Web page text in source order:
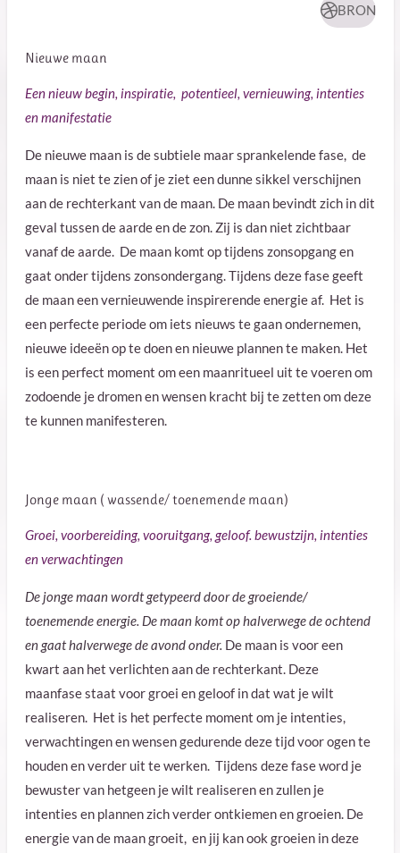
BRON
Nieuwe maan
Een nieuw begin, inspiratie, potentieel, vernieuwing, intenties
enmanifestatie
De nieuwe maan is de subtiele maar sprankelende fase, de
maan is niet te zien of je ziet een dunne sikkel verschijnen
aan de rechterkant van de maan. De maan bevindt zich in dit
geval tussen de aarde en de zon. Zij is dan niet zichtbaar
vanaf de aarde. De maan komt op tijdens zonsopgang en
gaat onder tijdens zonsondergang. Tijdens deze fase geeft
de maan een vernieuwende inspirerende energie af. Het is
een perfecte periode om iets nieuws te gaan ondernemen,
nieuwe ideeën op te doen en nieuwe plannen te maken. Het
is een perfect moment om een maanritueel uit te voeren om
zodoende je dromen en wensen kracht bij te zetten om deze
te kunnen manifesteren.
Jonge maan ( wassende/ toenemende maan)
Groei, voorbereiding, vooruitgang, geloof. bewustzijn, intenties
en verwachtingen
De jonge maan wordt getypeerd door de groeiende/
toenemende energie. De maan komt op halverwege de ochtend
en gaat halverwege de avond onder. De maan is voor een
kwart aan het verlichten aan de rechterkant. Deze
maanfase staat voor groei en geloof in dat wat je wilt
realiseren. Het is het perfecte moment om je intenties,
verwachtingen en wensen gedurende deze tijd voor ogen te
houden en verder uit te werken. Tijdens deze fase word je
bewuster van hetgeen je wilt realiseren en zullen je
intenties en plannen zich verder ontkiemen en groeien. De
energie van de maan groeit, en jij kan ook groeien in deze